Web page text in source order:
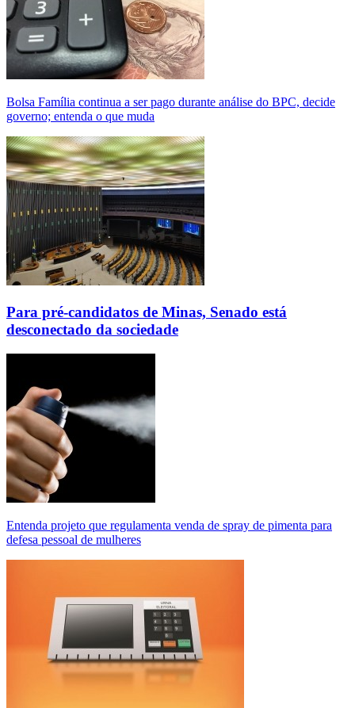
Bolsa Família continua a ser pago durante análise do BPC, decide
governo; entenda o que muda
Para pré-candidatos de Minas, Senado está
desconectado da sociedade
Entenda projeto que regulamenta venda de spray de pimenta para
defesa pessoal de mulheres